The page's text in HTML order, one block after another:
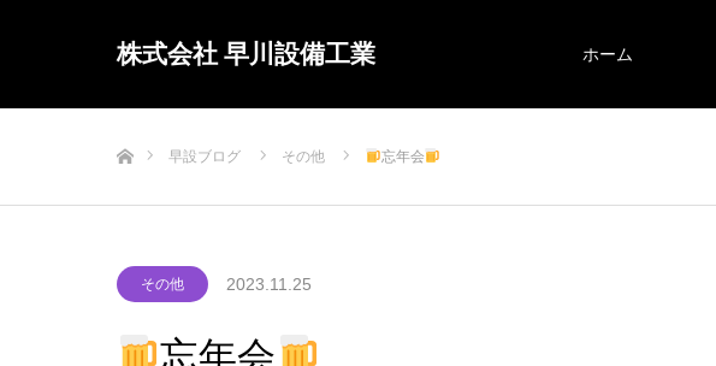
株式会社 早川設備工業 ホーム
早設ブログ その他 忘年会
その他 2023.11.25
忘年会